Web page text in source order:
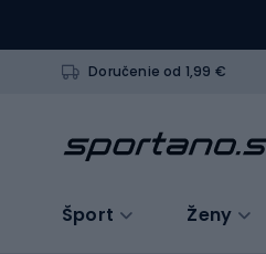
Doručenie od 1,99 €
Šport Ženy